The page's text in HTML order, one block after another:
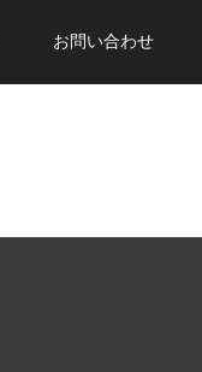
お問い合わせ